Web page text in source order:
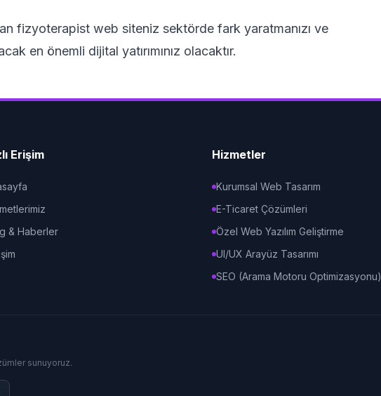
fizyoterapist web siteniz sektörde fark yaratmanızı ve
en önemli dijital yatırımınız olacaktır.
Erişim
& Haberler
Hizmetler
Kurumsal Web Tasarım
E-Ticaret Çözümleri
Özel Web Yazılım Geliştirme
UI/UX Arayüz Tasarımı
SEO (Arama Motoru Optimizasyonu)
sunuyoruz.